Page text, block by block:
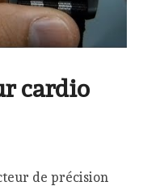
cardio
de précision